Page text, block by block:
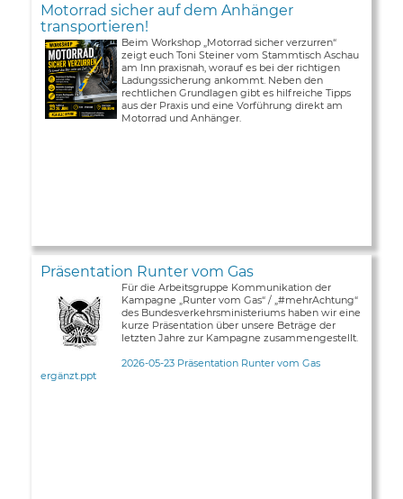
Motorrad sicher auf dem Anhänger
transportieren!
Beim Workshop „Motorrad sicher verzurren“
zeigt euch Toni Steiner vom Stammtisch Aschau
am Inn praxisnah, worauf es bei der richtigen
Ladungssicherung ankommt. Neben den
rechtlichen Grundlagen gibt es hilfreiche Tipps
aus der Praxis und eine Vorführung direkt am
Motorrad und Anhänger.
Präsentation Runter vom Gas
Für die Arbeitsgruppe Kommunikation der
Kampagne „Runter vom Gas“ / „#mehrAchtung“
des Bundesverkehrsministeriums haben wir eine
kurze Präsentation über unsere Beträge der
letzten Jahre zur Kampagne zusammengestellt.
2026-05-23 Präsentation Runter vom Gas
ergänzt.ppt